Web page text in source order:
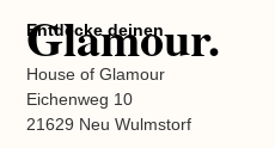
Entdecke deinen
Glamour.
House of Glamour
Eichenweg 10
21629 Neu Wulmstorf